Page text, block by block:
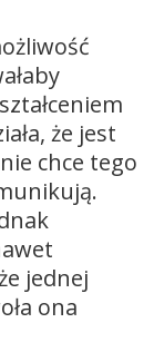
że jest
chce tego
jednej
ona